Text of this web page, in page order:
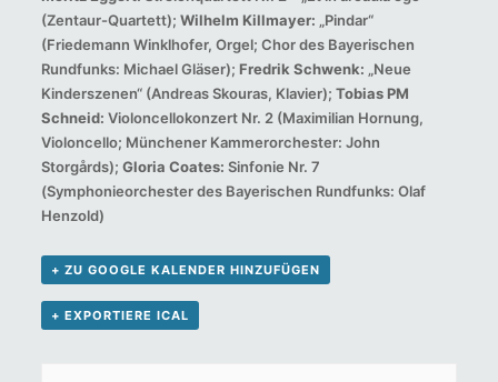
(Zentaur-Quartett); Wilhelm Killmayer: „Pindar“
(Friedemann Winklhofer, Orgel; Chor des Bayerischen
Rundfunks: Michael Gläser); Fredrik Schwenk: „Neue
Kinderszenen“ (Andreas Skouras, Klavier); Tobias PM
Schneid: Violoncellokonzert Nr. 2 (Maximilian Hornung,
Violoncello; Münchener Kammerorchester: John
Storgårds); Gloria Coates: Sinfonie Nr. 7
(Symphonieorchester des Bayerischen Rundfunks: Olaf
Henzold)
+ ZU GOOGLE KALENDER HINZUFÜGEN
+ EXPORTIERE ICAL